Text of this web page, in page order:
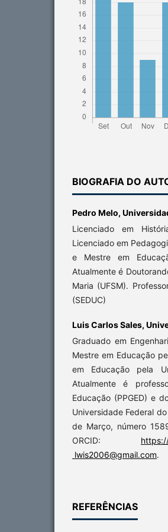
BIOGRAFIA DO
Pedro Melo,
Licenciado em
Licenciado em
e Mestre em
Atualmente é
Maria (UFSM).
(SEDUC)
Luis Carlos Sales,
Graduado em
Mestre em Educação
em Educação pela
Atualmente é
Educação (PPGED) e
Universidade Federal
de Março, número
ORCID:
lwis2006@gmail.com.
REFERÊNCIAS